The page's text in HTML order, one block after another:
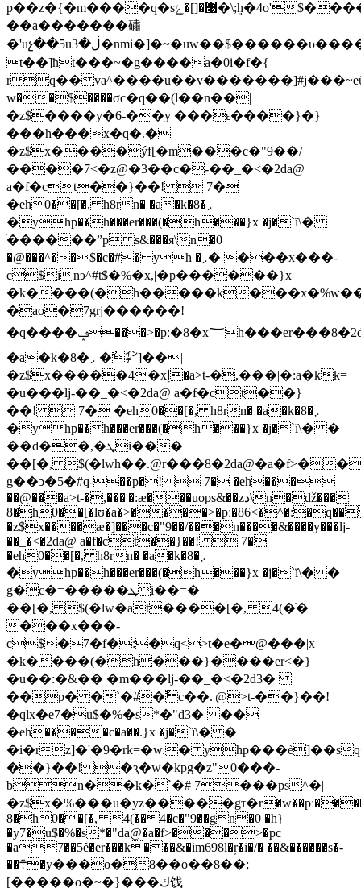
p��z�{�m����q�s޹�[]�ݺ�\;h̤�4o'$������im�t�o�|
��a�������䃤
�'uչ��5uڶ�3�nmi�]�~�uw��$������υ����j;�x��y��\�man�&ͫ��&� "ya*z�����s'r�ui]��۴*nҧ
t��]ћt���~�g����a�0i�f�{
w��$����σc�q��(l��n��|
�z$����y�6-��y ���ԑ����}�}
���h���x�q�.͢�|
�z$x����ýf[�m���c�"9��/
����7<�z@�3��c�-��_�<�2da@
a�f�ct��}��!  7�
�еh0��[�, h8rn� �a�k�8�܇
�yhp��h���er���(�h���}x �j�`ї\�
ׁ������ˮp s&���я\n�0
�@���^��$�c�#� yh �܇� ���x���-
c$inэ^#t$�%�x,|�p������}x
�k����(�h�����k
�ao�7grj������!
�q����ݡ���>�pː�8�x؅h���er���8�2d3�3v�
�a�k�8�܇ �ٌ㌅]��|
�z$x�����4�xإ�a>t-�,���|�:a�kk=
�u���lj-��_�<�2da@ a�f�ct��}
��!  7� �еh0��[�, h8rn� �a�k�8�܇
�yhp��h���er���(�h���}x �j�`ї\� �
��d��,�ܜi���
��[�, $(�lwh��.@r���8�2da@�a�f>�
g��ͻ�5�#q-��p�!  7� �еh���
��@���a>t-�,���|�:æ���uops&��zد\n�ǆ���
8�h0��[�lʊ�a�>�
�z$x����æ�]���c�"9��/���n����&����y���lj-
��_�<�2da@ a�f�ct��}��!  7�
�еh0��[�, h8rn� �a�k�8�܇
�yhp��h���er���(�h���}x �j�`ї\� �
g�c�=�����ܜi��=�
��[�, $(�lw�at����[�, 4(�̇�
���x���-
c$�7�f�:�q<>t�e�@���|x
�k����(�h���}����er<�}
�u��:�&�� �m���lj-��_�<�2d3�
��p� �`�#� ٌc��.|@>t-��}��!
�qlx�e7�u$�%�s*�"d3� ��
�еh����c�a��.}x �j�`ї\� �
�i�rz]�'�9�rk=�w.� yhp���ѐ]��s
��}��! �ԇ�w�kpg�z"0���-
bn��k�`�# 7���ps^�|
8�h0��[�, 4(��4�c�"9��gn�0 �h}
�y7�u$�%�s*�"da@�a�f>���>�pc
�a7��5ȇ�er���k���&�im698l�ŗ�i�/� ��&������s�-
��܊�y���o�8��o��8��;
[�����o�~�}���ك饯